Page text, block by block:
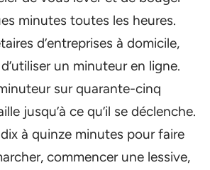
minutes toutes les heures.
d’entreprises à domicile,
un minuteur en ligne.
sur quarante-cinq
jusqu’à ce qu’il se déclenche.
à quinze minutes pour faire
commencer une lessive,